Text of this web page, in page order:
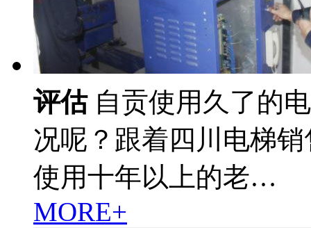
评估 自贡使用久了的
况呢？跟着四川电梯
使用十年以上的老…
MORE+